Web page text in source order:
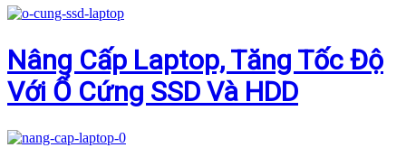
Nâng Cấp Laptop, Tăng Tốc Độ
Với Ổ Cứng SSD Và HDD